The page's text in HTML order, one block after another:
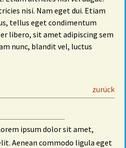
nisi. Nam eget dui. Etiam
tellus eget condimentum
libero, sit amet adipiscing sem
nunc, blandit vel, luctus
zurück
ipsum dolor sit amet,
Aenean commodo ligula eget